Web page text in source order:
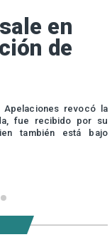
en
de
revocó la
fue recibido por su
también está bajo